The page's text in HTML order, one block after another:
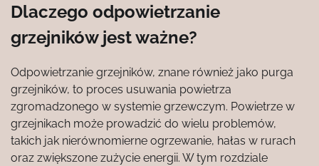
Dlaczego odpowietrzanie
grzejników jest ważne?
Odpowietrzanie grzejników, znane również jako purga
grzejników, to proces usuwania powietrza
zgromadzonego w systemie grzewczym. Powietrze w
grzejnikach może prowadzić do wielu problemów,
takich jak nierównomierne ogrzewanie, hałas w rurach
oraz zwiększone zużycie energii. W tym rozdziale